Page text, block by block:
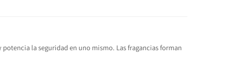
la seguridad en uno mismo. Las fragancias forman